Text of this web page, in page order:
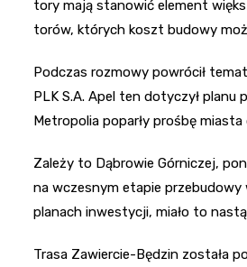
tory mają stanowić element
torów, których koszt budowy
Podczas rozmowy powrócił
PLK S.A. Apel ten dotyczył planu
Metropolia poparły prośbę
Zależy to Dąbrowie Górniczej,
na wczesnym etapie przebudowy
planach inwestycji, miało to
Trasa Zawiercie-Będzin została